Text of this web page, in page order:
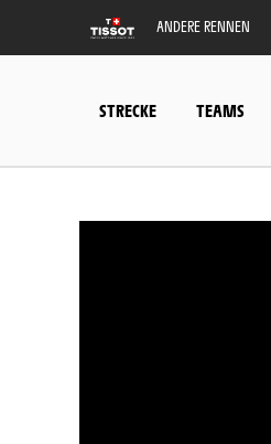
ANDERE RENNEN
STRECKE TEAMS